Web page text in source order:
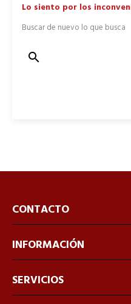
Lo siento por los
Buscar de nuevo lo que busca

CONTACTO
INFORMACIÓN
SERVICIOS